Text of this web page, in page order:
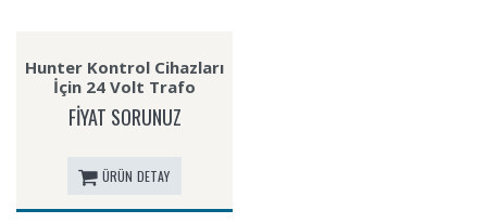
Hunter Kontrol Cihazları
İçin 24 Volt Trafo
FİYAT SORUNUZ
ÜRÜN DETAY